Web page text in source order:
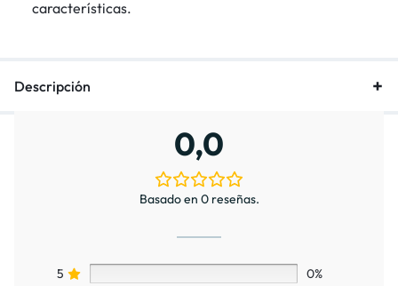
características.
Descripción
0,0
Basado en 0 reseñas.
5
0%